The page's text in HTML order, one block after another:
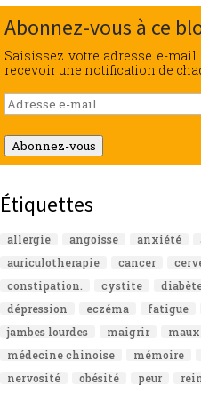
Abonnez-vous à ce
Saisissez votre adresse e-
recevoir une notification de
Adresse
e-
mail
Abonnez-vous
Étiquettes
allergie angoisse anxiété
auriculotherapie
cancer
constipation.
cystite
dépression
eczéma fatigue
jambes lourdes
maigrir
médecine chinoise
mémoire
nervosité
obésité peur